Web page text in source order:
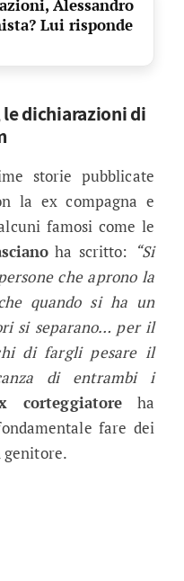
Alessandro
Lui risponde
le dichiarazioni di
storie pubblicate
la ex compagna e
famosi come le
ha scritto: “Si
che aprono la
quando si ha un
si separano… per il
di fargli pesare il
di entrambi i
corteggiatore ha
fare dei
genitore.